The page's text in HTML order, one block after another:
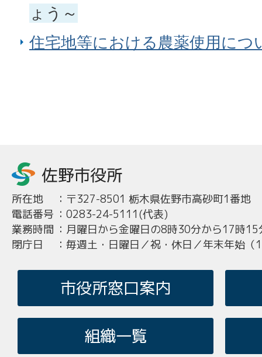
ょう～
住宅地等における農薬使用につ
所在地 ： 〒327-8501 栃木県佐野市高砂町1番地
電話番号 ： 0283-24-5111(代表)
業務時間 ： 月曜日から金曜日の8時30分から17時15
閉庁日
： 毎週土・日曜日／祝・休日／年末年始
市役所窓口案内
組織一覧